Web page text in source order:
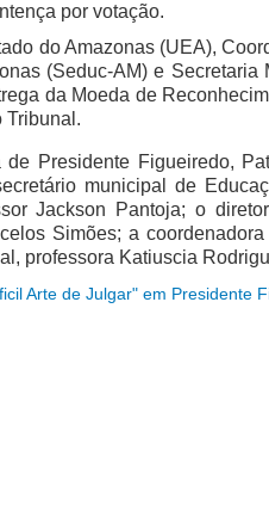
por votação.
do Amazonas (UEA),
(Seduc-AM) e Secretaria
da Moeda de
Tribunal.
Presidente Figueiredo,
municipal de
Jackson Pantoja; o
Simões; a
professora Katiuscia
Arte de Julgar" em Presidente